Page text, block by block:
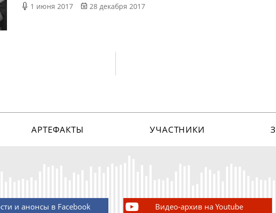
1 июня 2017 28 декабря 2017
АРТЕФАКТЫ УЧАСТНИКИ
и анонсы в Facebook Видео-архив на Youtube